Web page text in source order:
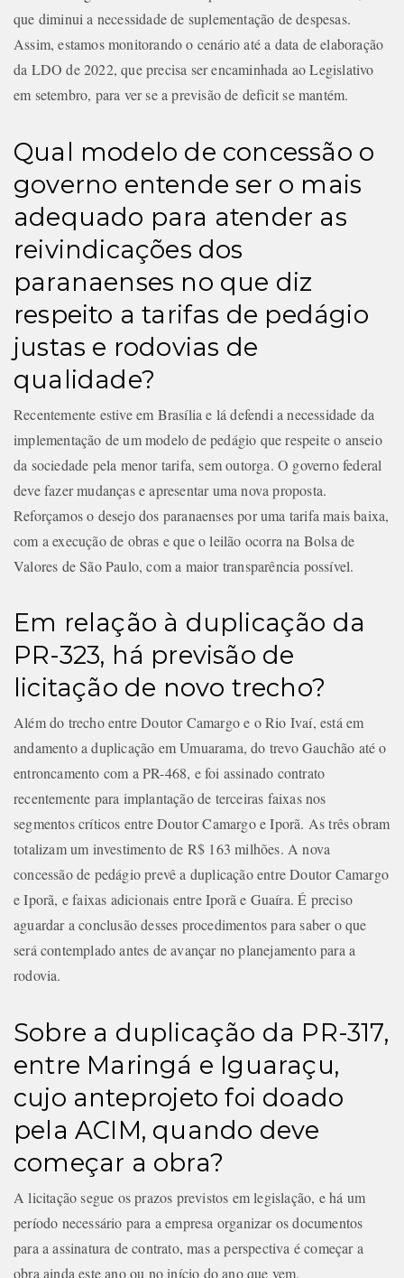
que diminui a necessidade de suplementação de despesas.
Assim, estamos monitorando o cenário até a data de elaboração
da LDO de 2022, que precisa ser encaminhada ao Legislativo
em setembro, para ver se a previsão de deficit se mantém.
Qual modelo de concessão o
governo entende ser o mais
adequado para atender as
reivindicações dos
paranaenses no que diz
respeito a tarifas de pedágio
justas e rodovias de
qualidade?
Recentemente estive em Brasília e lá defendi a necessidade da
implementação de um modelo de pedágio que respeite o anseio
da sociedade pela menor tarifa, sem outorga. O governo federal
deve fazer mudanças e apresentar uma nova proposta.
Reforçamos o desejo dos paranaenses por uma tarifa mais baixa,
com a execução de obras e que o leilão ocorra na Bolsa de
Valores de São Paulo, com a maior transparência possível.
Em relação à duplicação da
PR-323, há previsão de
licitação de novo trecho?
Além do trecho entre Doutor Camargo e o Rio Ivaí, está em
andamento a duplicação em Umuarama, do trevo Gauchão até o
entroncamento com a PR-468, e foi assinado contrato
recentemente para implantação de terceiras faixas nos
segmentos críticos entre Doutor Camargo e Iporã. As três obram
totalizam um investimento de R$ 163 milhões. A nova
concessão de pedágio prevê a duplicação entre Doutor Camargo
e Iporã, e faixas adicionais entre Iporã e Guaíra. É preciso
aguardar a conclusão desses procedimentos para saber o que
será contemplado antes de avançar no planejamento para a
rodovia.
Sobre a duplicação da PR-317,
entre Maringá e Iguaraçu,
cujo anteprojeto foi doado
pela ACIM, quando deve
começar a obra?
A licitação segue os prazos previstos em legislação, e há um
período necessário para a empresa organizar os documentos
para a assinatura de contrato, mas a perspectiva é começar a
obra ainda este ano ou no início do ano que vem.